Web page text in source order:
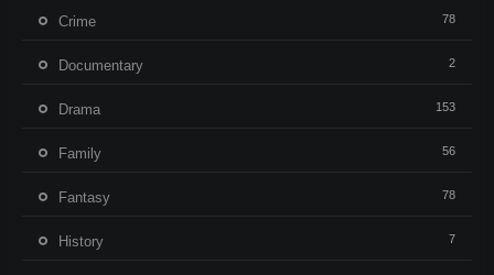
Crime 78
Documentary 2
Drama 153
Family 56
Fantasy 78
History 7